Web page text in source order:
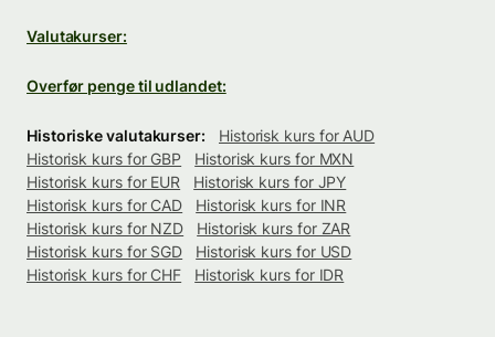
Valutakurser:
Overfør penge til udlandet:
Historiske valutakurser:
Historisk kurs for AUD
Historisk kurs for GBP
Historisk kurs for MXN
Historisk kurs for EUR
Historisk kurs for JPY
Historisk kurs for CAD
Historisk kurs for INR
Historisk kurs for NZD
Historisk kurs for ZAR
Historisk kurs for SGD
Historisk kurs for USD
Historisk kurs for CHF
Historisk kurs for IDR